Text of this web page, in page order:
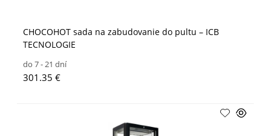
CHOCOHOT sada na zabudovanie do pultu – ICB
TECNOLOGIE
do 7 - 21 dní
301.35 €